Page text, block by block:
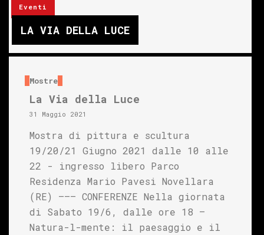
Eventi
LA VIA DELLA LUCE
Mostre
La Via della Luce
31 Maggio 2021
Mostra di pittura e scultura
19/20/21 Giugno 2021 dalle 10 alle
22 - ingresso libero Parco
Residenza Mario Pavesi Novellara
(RE) ——– CONFERENZE Nella giornata
di Sabato 19/6, dalle ore 18 –
Natura-l-mente: il paesaggio e il